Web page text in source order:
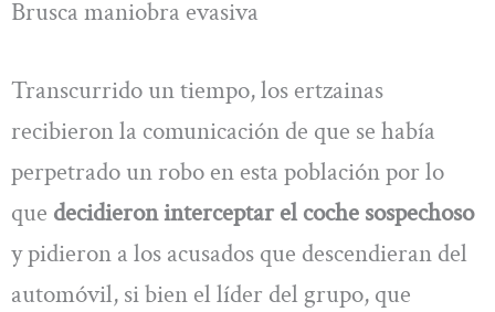
Brusca maniobra evasiva
Transcurrido un tiempo, los ertzainas
recibieron la comunicación de que se había
perpetrado un robo en esta población por lo
que decidieron interceptar el coche sospechoso
y pidieron a los acusados que descendieran del
automóvil, si bien el líder del grupo, que